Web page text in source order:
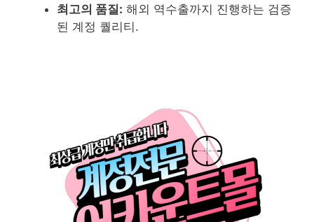
최고의 품질: 해외 역수출까지 진행하는 검증
된 계정 퀄리티.